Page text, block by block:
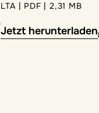
LTA | PDF | 2,31 MB
Jetzt herunterladen